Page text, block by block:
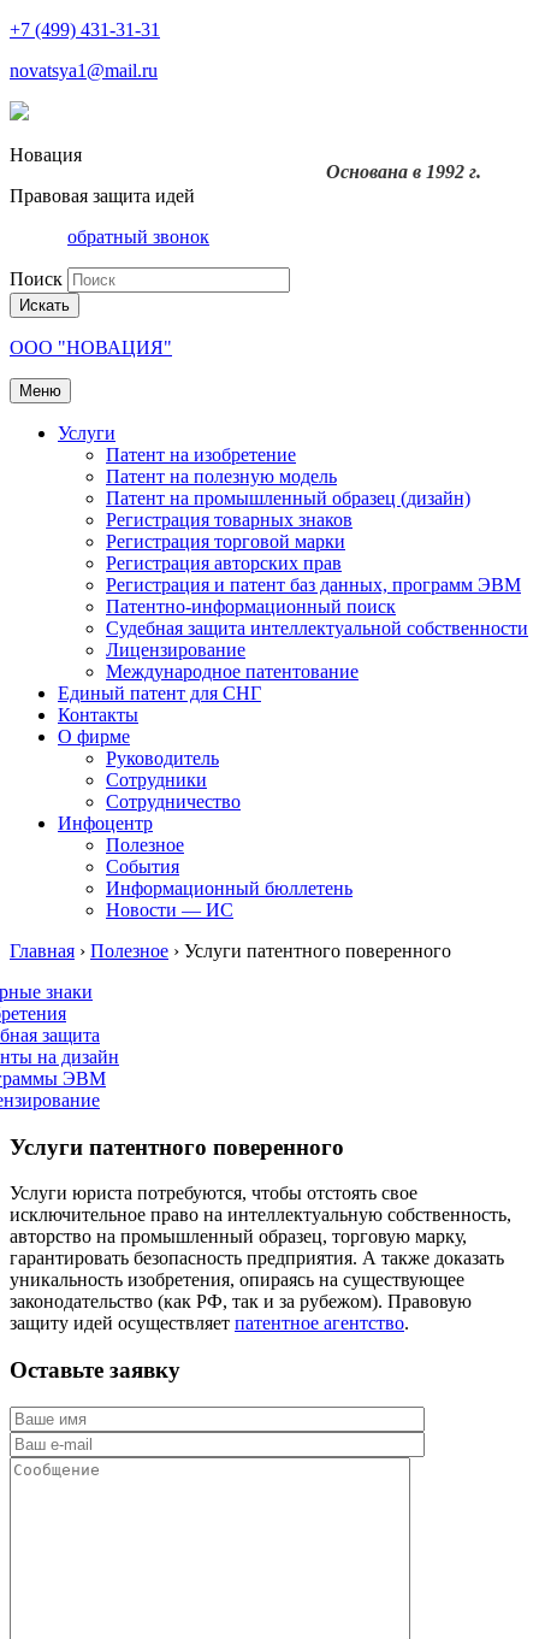
+7 (499) 431-31-31
novatsya1@mail.ru
Основана в 1992 г.
Новация
Правовая защита идей
обратный звонок
Поиск
Искать
ООО "НОВАЦИЯ"
Меню
Услуги
Патент на изобретение
Патент на полезную модель
Патент на промышленный образец (дизайн)
Регистрация товарных знаков
Регистрация торговой марки
Регистрация авторских прав
Регистрация и патент баз данных, программ ЭВМ
Патентно-информационный поиск
Судебная защита интеллектуальной собственности
Лицензирование
Международное патентование
Единый патент для СНГ
Контакты
О фирме
Руководитель
Сотрудники
Сотрудничество
Инфоцентр
Полезное
События
Информационный бюллетень
Новости — ИС
Главная › Полезное › Услуги патентного поверенного
знаки
защита
на дизайн
ЭВМ
Услуги патентного поверенного
Услуги юриста потребуются, чтобы отстоять свое
исключительное право на интеллектуальную собственность,
авторство на промышленный образец, торговую марку,
гарантировать безопасность предприятия. А также доказать
уникальность изобретения, опираясь на существующее
законодательство (как РФ, так и за рубежом). Правовую
защиту идей осуществляет патентное агентство.
Оставьте заявку